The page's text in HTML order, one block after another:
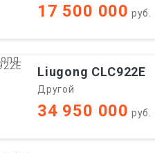
17 500 000 руб.
Liugong CLC922E
Другой
34 950 000 руб.